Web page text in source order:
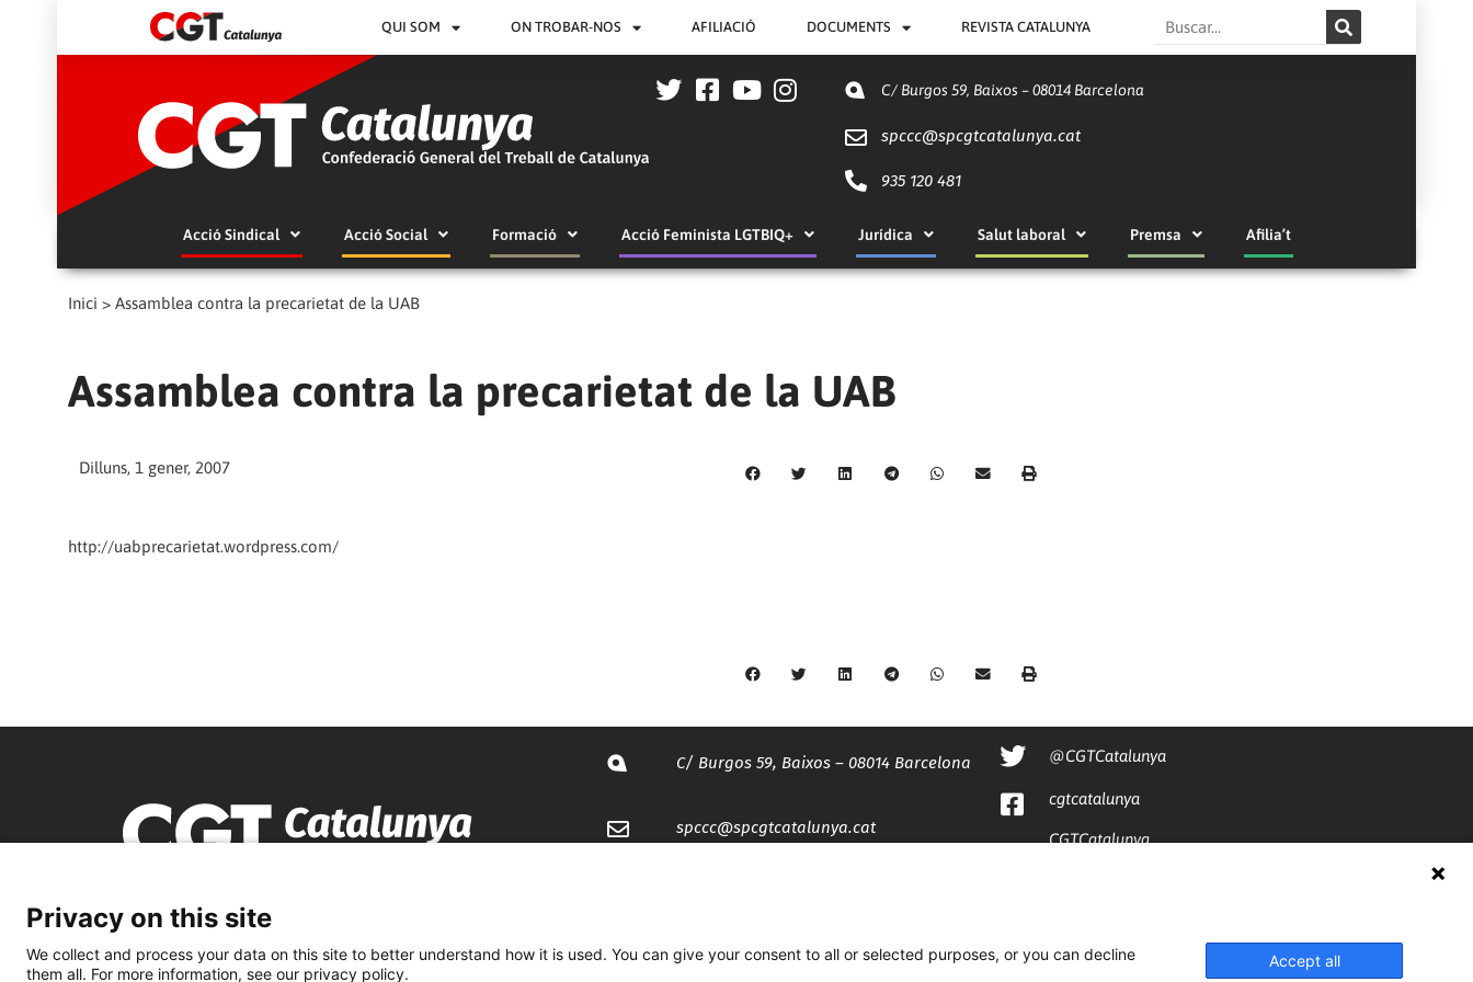
QUI SOM ON TROBAR-NOS AFILIACIÓ DOCUMENTS REVISTA CATALUNYA Search
C/ Burgos 59, Baixos – 08014 Barcelona
spccc@spcgtcatalunya.cat
935 120 481
Acció Sindical Acció Social Formació Acció Feminista LGTBIQ+ Jurídica Salut laboral Premsa Afilia’t
Inici > Assamblea contra la precarietat de la UAB
Assamblea contra la precarietat de la UAB
Dilluns, 1 gener, 2007
http://uabprecarietat.wordpress.com/
C/ Burgos 59, Baixos – 08014 Barcelona
spccc@spcgtcatalunya.cat
@CGTCatalunya
cgtcatalunya
CGTCatalunya
Privacy on this site
We collect and process your data on this site to better understand how it is used. You can give your consent to all or selected purposes, or you can decline
them all. For more information, see our privacy policy.
Accept all